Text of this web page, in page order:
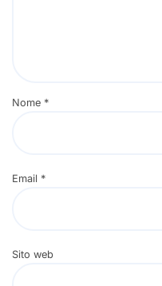
Nome *
Email *
Sito web